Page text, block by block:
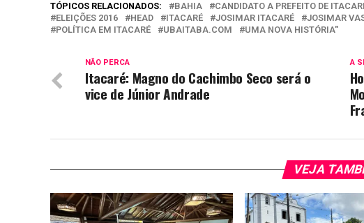
TÓPICOS RELACIONADOS: BAHIA CANDIDATO A PREFEITO DE
ELEIÇÕES 2016
HEAD ITACARÉ JOSIMAR ITACARÉ JOSIMAR
POLÍTICA EM ITACARÉ
UBAITABA.COM UMA NOVA HISTÓRIA"
A
NÃO PERCA
Itacaré: Magno do Cachimbo Seco será o
vice de Júnior Andrade
VEJA